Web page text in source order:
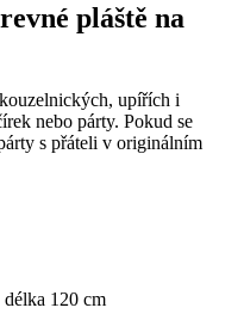
pláště na
upířích i
nebo párty. Pokud se
s přáteli v originálním
120 cm